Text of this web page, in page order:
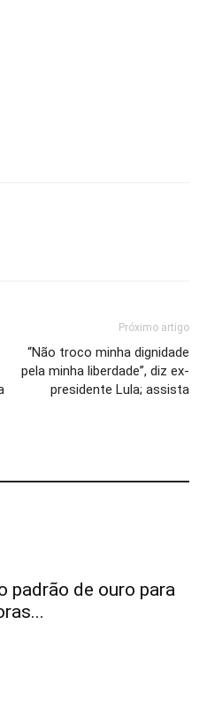
Próximo artigo
“Não troco minha dignidade
pela minha liberdade”, diz ex-
presidente Lula; assista
padrão de ouro para